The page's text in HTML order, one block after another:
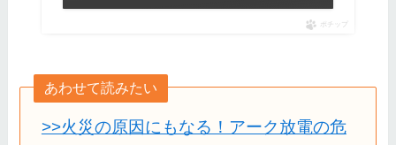
ポチップ
あわせて読みたい
>>火災の原因にもなる！アーク放電の危